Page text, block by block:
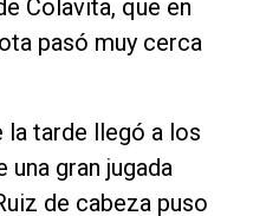
Colavita, que en
pasó muy cerca
la tarde llegó a los
gran jugada
de cabeza puso